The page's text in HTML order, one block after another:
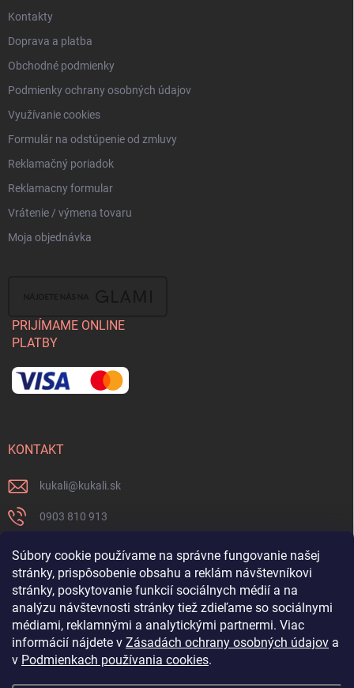
Súbory cookie používame na správne fungovanie našej
stránky, prispôsobenie obsahu a reklám návštevníkovi
stránky, poskytovanie funkcií sociálnych médií a na
analýzu návštevnosti stránky tiež zdieľame so sociálnymi
médiami, reklamnými a analytickými partnermi. Viac
informácií nájdete v Zásadách ochrany osobných údajov a
v Podmienkach používania cookies.
Kontakty
Doprava a platba
Obchodné podmienky
Podmienky ochrany osobných údajov
Využívanie cookies
Formulár na odstúpenie od zmluvy
Reklamačný poriadok
Reklamacny formular
Vrátenie / výmena tovaru
Moja objednávka
PRIJÍMAME ONLINE
PLATBY
KONTAKT
kukali@kukali.sk
0903 810 913
0903 810 913
Nenechajte si ujsť novinky a sledujte nás na FB
kukalishop